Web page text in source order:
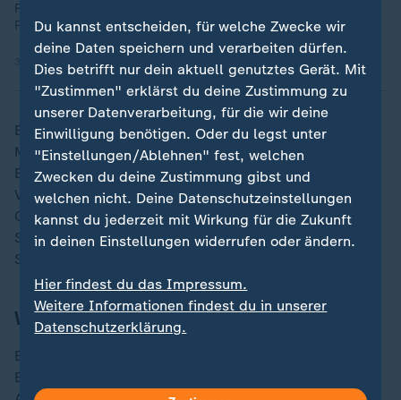
Fußball-Manager. Lili Engels analysiert im Bolzplatz, welche
Rolle Journalisten wie Fabrizio Romano dabei spielen.
31.08.2023 | 14:20 min
Ein größerer Umbruch steht RB Leipzig bevor. Im
Mittelfeld hat sich der Klub mit Arthur Vermeeren und
Ezechiel Banzuzi bereits verstärkt. Um die
Vorstellungen des neuen Coaches Ole Werner für die
Offensive umzusetzen, muss aber zunächst das
Schicksal der angebliche Verkaufskandidaten Xavi
Simons, Benjamin Sesko und Lois Openda geklärt sei.
Werder setzt auf Nachwuchs
Bei den bisherigen Transferaktivitäten sticht Werder
Bremen mit einer Doppelnull bei Einnahmen und
Du kannst entscheiden, für welche Zwecke wir
deine Daten speichern und verarbeiten dürfen.
Dies betrifft nur dein aktuell genutztes Gerät. Mit
"Zustimmen" erklärst du deine Zustimmung zu
unserer Datenverarbeitung, für die wir deine
Einwilligung benötigen. Oder du legst unter
"Einstellungen/Ablehnen" fest, welchen
Zwecken du deine Zustimmung gibst und
welchen nicht. Deine Datenschutzeinstellungen
kannst du jederzeit mit Wirkung für die Zukunft
in deinen Einstellungen widerrufen oder ändern.
Hier findest du das Impressum.
Weitere Informationen findest du in unserer
Datenschutzerklärung.